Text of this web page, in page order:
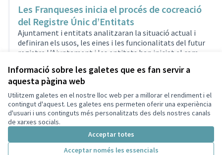
Informació sobre les galetes que es fan servir a
aquesta pàgina web
Utilitzem galetes en el nostre lloc web per a millorar el rendiment i el
contingut d'aquest. Les galetes ens permeten oferir una experiència
d'usuari i uns continguts més personalitzats des dels nostres canals
de xarxes socials.
Acceptar totes
Acceptar només les essencials
Les Franqueses inicia el procés de cocreació
del Registre Únic d’Entitats
Ajuntament i entitats analitzaran la situació actual i
definiran els usos, les eines i les funcionalitats del futur
registre.L’Ajuntament i les entitats han iniciat el camí
formes d’acció col· lectiva, un document marc que ha
d’unificar els criteris d’inscripció de les associacions i de
definir els drets i els deures d’aquestes de cara a
l’administració i a la ciutadania. Serà una eina
bidireccional que servirà, d’una banda, per recopilar in…
Post oficial
Termes i condicions d'ús
Configuració de les galetes
Triar la llenguaElegir el idioma